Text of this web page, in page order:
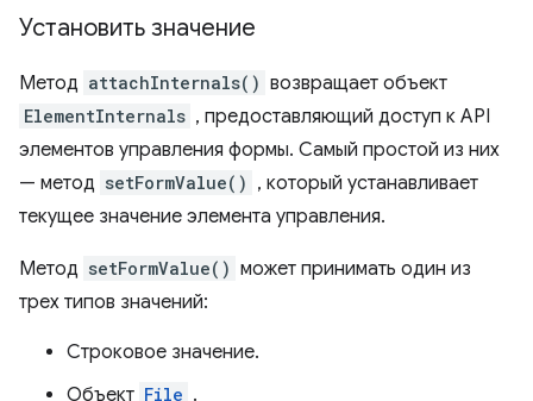
Установить значение
Метод attachInternals() возвращает объект
ElementInternals , предоставляющий доступ к API
элементов управления формы. Самый простой из них
— метод setFormValue() , который устанавливает
текущее значение элемента управления.
Метод setFormValue() может принимать один из
трех типов значений:
Строковое значение.
Объект File .